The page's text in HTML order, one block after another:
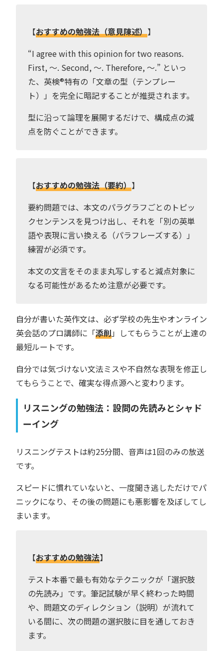
【おすすめの勉強法（意見陳述）】
“I agree with this opinion for two reasons.
First, 〜. Second, 〜. Therefore, 〜.” といっ
た、英検®︎特有の「文章の型（テンプレー
ト）」を完全に暗記することが推奨されます。
型に沿って論理を展開するだけで、構成点の減
点を防ぐことができます。
【おすすめの勉強法（要約）】
要約問題では、本文のパラグラフごとのトピッ
クセンテンスを見つけ出し、それを「別の英単
語や表現に言い換える（パラフレーズする）」
練習が必須です。
本文の文言をそのまま丸写しすると減点対象に
なる可能性があるため注意が必要です。
自分が書いた英作文は、必ず学校の先生やオンライン
英会話のプロ講師に「添削」してもらうことが上達の
最短ルートです。
自分では気づけない文法ミスや不自然な表現を修正し
てもらうことで、確実な得点源へと変わります。
リスニングの勉強法：設問の先読みとシャド
ーイング
リスニングテストは約25分間、音声は1回のみの放送
です。
スピードに慣れていないと、一度聞き逃しただけでパ
ニックになり、その後の問題にも悪影響を及ぼしてし
まいます。
【おすすめの勉強法】
テスト本番で最も有効なテクニックが「選択肢
の先読み」です。筆記試験が早く終わった時間
や、問題文のディレクション（説明）が流れて
いる間に、次の問題の選択肢に目を通しておき
ます。